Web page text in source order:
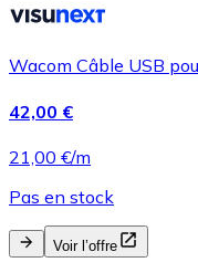
Wacom Câble USB
42,00 €
21,00 €/m
Pas en stock
Voir l’offre